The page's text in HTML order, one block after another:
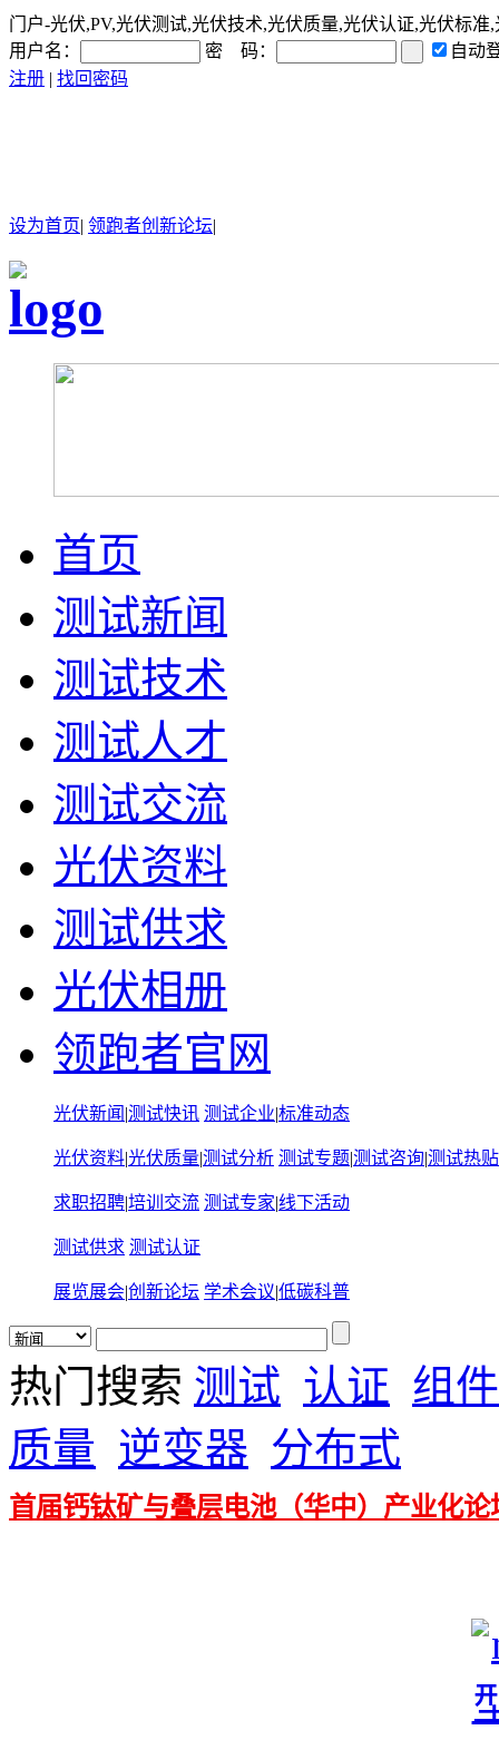
门户-光伏,PV,光伏测试,光伏技术,光伏质量,光伏认证,光伏标
用户名：
密 码：
自动
注册 | 找回密码
设为首页| 领跑者创新论坛|
首页
测试新闻
测试技术
测试人才
测试交流
光伏资料
测试供求
光伏相册
领跑者官网
光伏新闻 |测试快讯 测试企业|标准动态
光伏资料|光伏质量|测试分析 测试专题|测试咨询|测试热贴
求职招聘|培训交流 测试专家|线下活动
测试供求 测试认证
展览展会|创新论坛 学术会议|低碳科普
热门搜索 测试 认证 组件
质量 逆变器 分布式
首届钙钛矿与叠层电池（华中）产业化论